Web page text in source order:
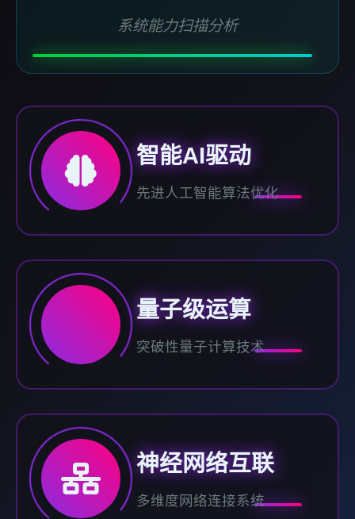
系统能力扫描分析
智能AI驱动
先进人工智能算法优化
量子级运算
突破性量子计算技术
神经网络互联
多维度网络连接系统